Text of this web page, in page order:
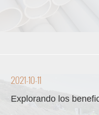
2021-10-11
Explorando los